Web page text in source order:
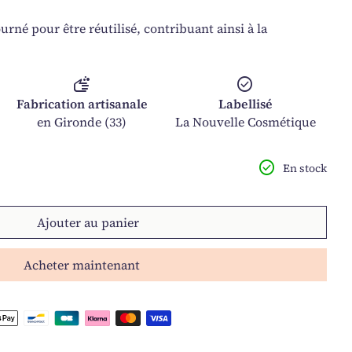
pour être réutilisé, contribuant ainsi à la
soap
Fabrication artisanale
en Gironde (33)
check_circle
Labellisé
La Nouvelle Cosmétique
check_circle En stock
Ajouter au panier
Acheter maintenant